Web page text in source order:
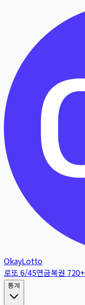
OkayLotto
로또 6/45연금복권 720+
통계